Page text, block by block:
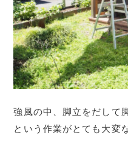
強風の中、脚立をだして
という作業がとても大変